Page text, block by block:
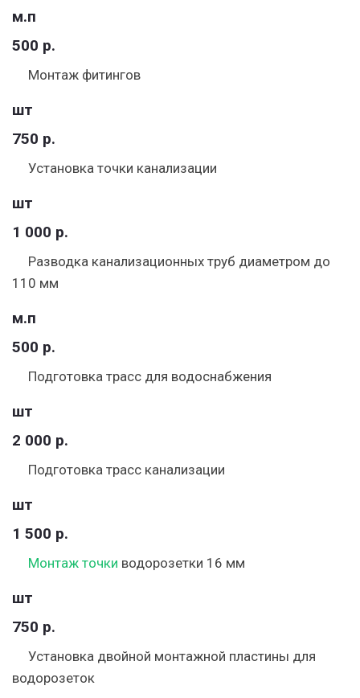
м.п
500 р.
Монтаж фитингов
шт
750 р.
Установка точки канализации
шт
1 000 р.
Разводка канализационных труб диаметром до
110 мм
м.п
500 р.
Подготовка трасс для водоснабжения
шт
2 000 р.
Подготовка трасс канализации
шт
1 500 р.
Монтаж точки водорозетки 16 мм
шт
750 р.
Установка двойной монтажной пластины для
водорозеток